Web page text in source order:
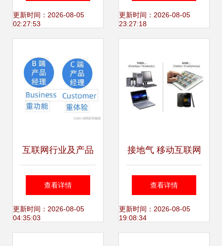
汽车
更新时间：2026-08-05
02:27:53
店开启互联生活新
更新时间：2026-08-05
23:27:18
互联网行业及产品
经理分类 助力盈造
互联的全景解读
查看详情
更新时间：2026-08-05
04:35:03
接地气 移动互联网
产品的生存之道
查看详情
更新时间：2026-08-05
19:08:34